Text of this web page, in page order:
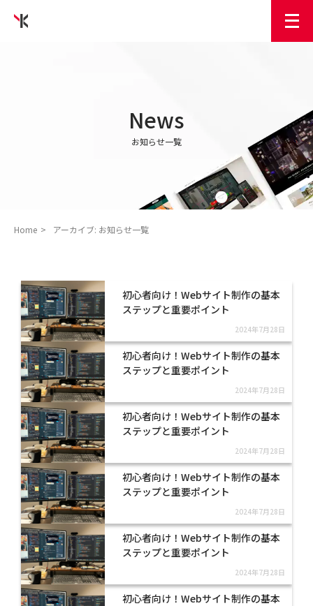
News
お知らせ一覧
Home アーカイブ: お知らせ一覧
初心者向け！Webサイト制作の基本
ステップと重要ポイント
2024年7月28日
初心者向け！Webサイト制作の基本
ステップと重要ポイント
2024年7月28日
初心者向け！Webサイト制作の基本
ステップと重要ポイント
2024年7月28日
初心者向け！Webサイト制作の基本
ステップと重要ポイント
2024年7月28日
初心者向け！Webサイト制作の基本
ステップと重要ポイント
2024年7月28日
初心者向け！Webサイト制作の基本